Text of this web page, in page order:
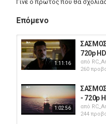
Γίνε ο πρώτος που θα
Επόμενο
1:11:16
ΣΑΣΜΟΣ
720p
από
260
1:02:56
ΣΑΣΜΟΣ
- 720p
από
244